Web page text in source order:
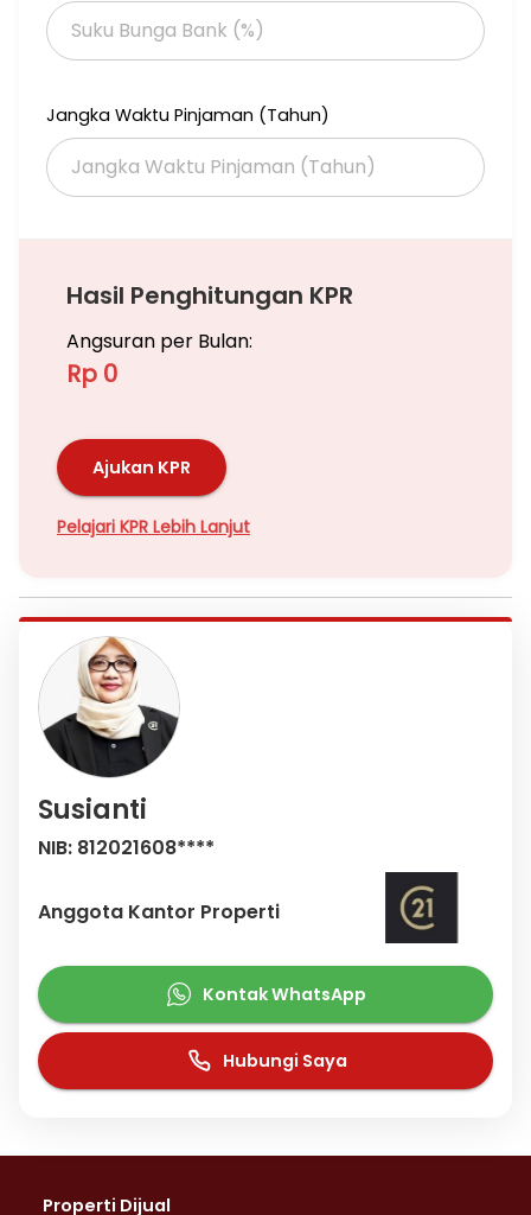
Jangka Waktu Pinjaman (Tahun)
Hasil Penghitungan KPR
Angsuran per Bulan:
Rp 0
Ajukan KPR
Pelajari KPR Lebih Lanjut
Susianti
NIB: 812021608****
Anggota Kantor Properti
Kontak WhatsApp
Hubungi Saya
Properti Dijual